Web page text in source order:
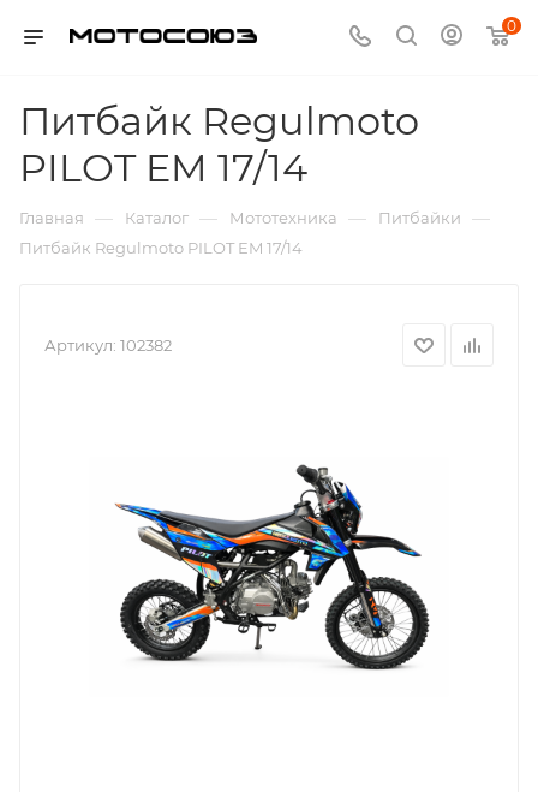
0
Питбайк Regulmoto
PILOT EM 17/14
Главная — Каталог — Мототехника — Питбайки —
Питбайк Regulmoto PILOT EM 17/14
Артикул: 102382